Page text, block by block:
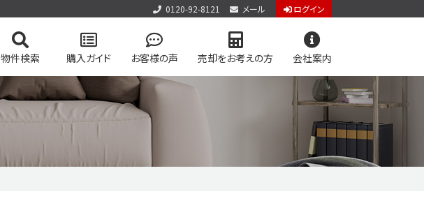
0120-92-8121 メール ログイン
物件検索 購入ガイド お客様の声 売却をお考えの方 会社案内